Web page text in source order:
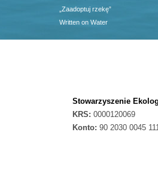
„Zaadoptuj rzekę”
Written on Water
Stowarzyszenie
KRS: 0000120069
Konto: 90 2030 0045